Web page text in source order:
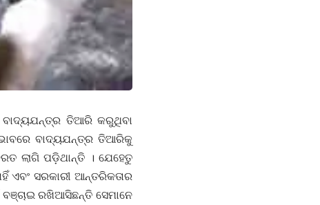
ତିଆରି କରୁଥିବା
ବାଦ୍ୟଯନ୍ତ୍ର ତିଆରିକୁ
ଲାଗି ପଡ଼ିଥାନ୍ତି । ଯେହେତୁ
ସରକାରୀ ଆନ୍ତରିକତାର
ରଖିଆସିଛନ୍ତି ସେମାନେ